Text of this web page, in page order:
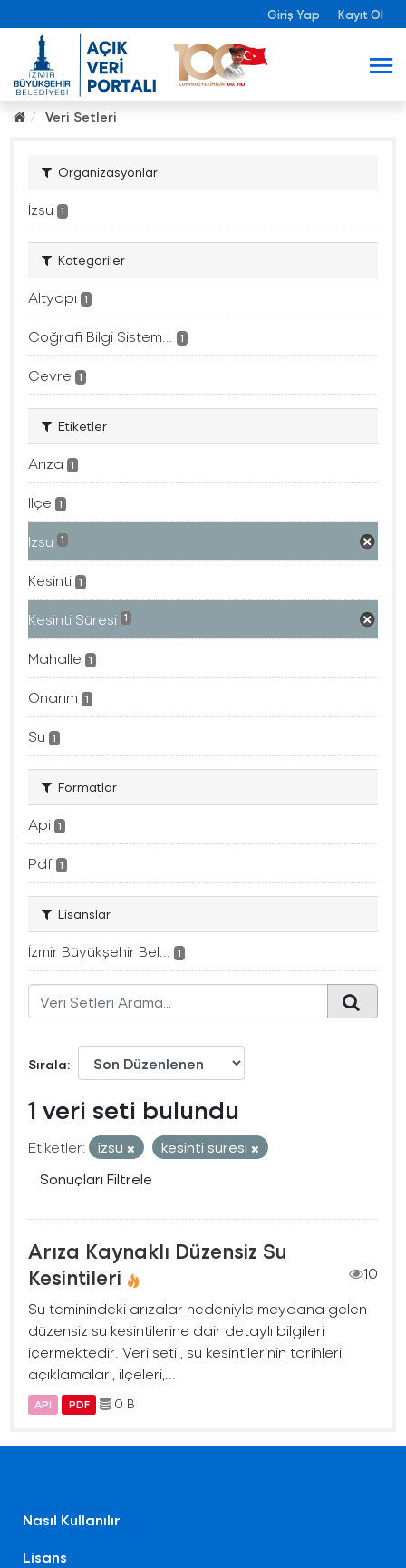
Giriş Yap Kayıt Ol
Veri Setleri
Organizasyonlar
İzsu 1
Kategoriler
Altyapı 1
Coğrafi Bilgi Sistem... 1
Çevre 1
Etiketler
Arıza 1
Ilçe 1
Izsu 1
Kesinti 1
Kesinti Süresi 1
Mahalle 1
Onarım 1
Su 1
Formatlar
Api 1
Pdf 1
Lisanslar
İzmir Büyükşehir Bel... 1
Sırala
1 veri seti bulundu
Etiketler: izsu
kesinti süresi
Sonuçları Filtrele
Arıza Kaynaklı Düzensiz Su
Kesintileri
10
Su teminindeki arızalar nedeniyle meydana gelen
düzensiz su kesintilerine dair detaylı bilgileri
içermektedir. Veri seti , su kesintilerinin tarihleri,
açıklamaları, ilçeleri,...
API PDF 0 B
Nasıl Kullanılır
Lisans